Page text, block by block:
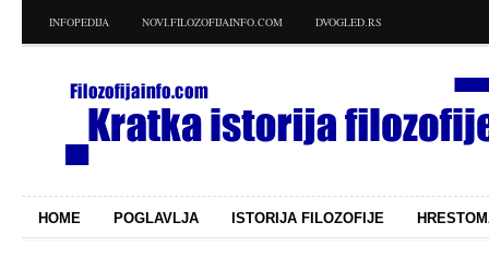
INFOPEDIJA NOVI.FILOZOFIJAINFO.COM DVOGLED.RS
HOME POGLAVLJA ISTORIJA FILOZOFIJE